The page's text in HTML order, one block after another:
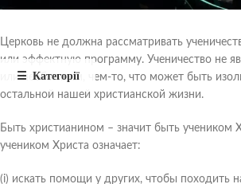
Церковь не должна рассматривать
или эффектную программу. Ученичество не
или необычным, чем-то, что может быть
остальной нашей христианской жизни.
Быть христианином – значит быть учеником
учеником Христа означает:
(i) искать помощи у других, чтобы походить